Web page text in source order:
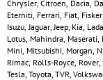
Chrysler, Citroen, Dacia,
Eterniti, Ferrari, Fiat,
Isuzu, Jaguar, Jeep, Kia,
Lotus, Mahindra, Maserati,
Mini, Mitsubishi, Morgan,
Rimac, Rolls-Royce, Rover,
Tesla, Toyota, TVR,